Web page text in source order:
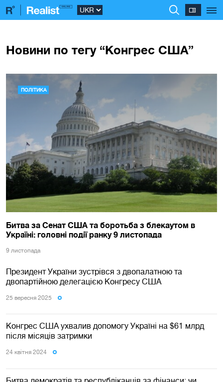
Новини по тегу “Конгрес США”
ПОЛІТИКА
Битва за Сенат США та боротьба з блекаутом в
Україні: головні події ранку 9 листопада
9 листопада
Президент України зустрівся з двопалатною та
двопартійною делегацією Конгресу США
25 вересня 2025
Конгрес США ухвалив допомогу Україні на $61 млрд
після місяців затримки
24 квiтня 2024